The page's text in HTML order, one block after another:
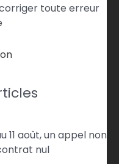
corriger toute erreur
11 août, un appel non
nul